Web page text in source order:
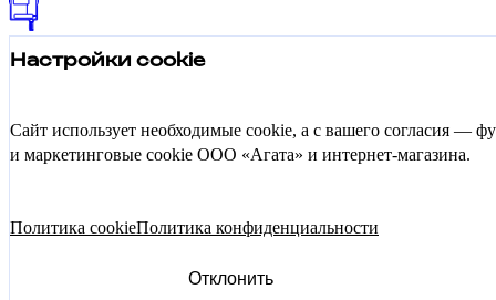
Настройки cookie
Сайт использует необходимые cookie, а с вашего согласия —
и маркетинговые cookie ООО «Агата» и интернет-магазина.
Политика cookieПолитика конфиденциальности
Отклонить